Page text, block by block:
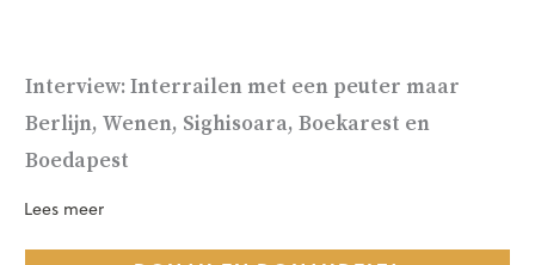
Interview: Interrailen met een peuter maar
Berlijn, Wenen, Sighisoara, Boekarest en
Boedapest
Lees meer